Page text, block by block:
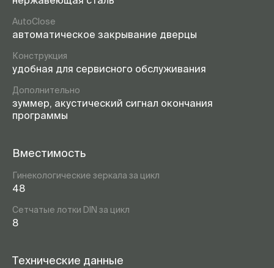
AutoClose
автоматическое закрывание дверцы
Конструкция
удобная для сервисного обслуживания
Дополнительно
зуммер, акустический сигнал окончания
программы
Вместимость
Гинекологические зеркала за цикл
48
Сетчатые лотки DIN за цикл
8
Технические данные